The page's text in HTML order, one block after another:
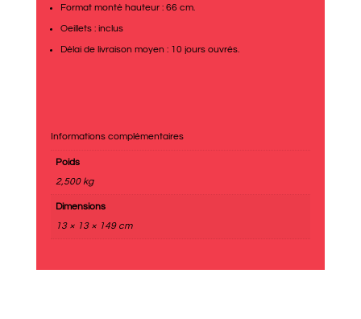
Format monté hauteur : 66 cm.
Oeillets : inclus
Délai de livraison moyen : 10 jours ouvrés.
Informations complémentaires
Poids
2,500 kg
Dimensions
13 × 13 × 149 cm